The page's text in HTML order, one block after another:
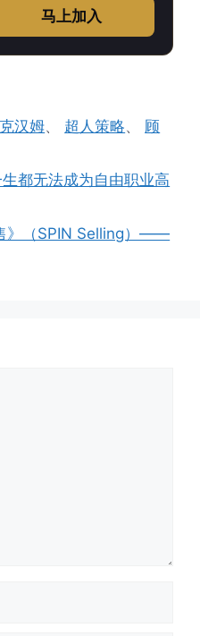
马上加入
汉姆、 超人策略、 顾
都无法成为自由职业高
》（SPIN Selling）——